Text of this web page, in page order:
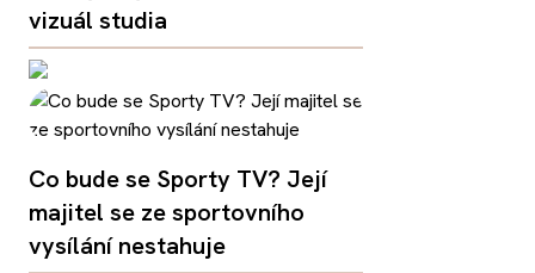
vizuál studia
Co bude se Sporty TV? Její
majitel se ze sportovního
vysílání nestahuje